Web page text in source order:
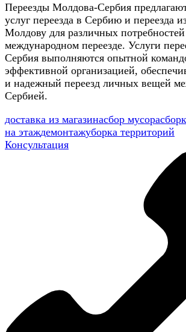
Переезды Молдова-Сербия
услуг переезда в Сербию и переезда
Молдову для различных
международном переезде. Услуги
Сербия выполняются опытной
эффективной организацией,
и надежный переезд личных вещей
Сербией.
доставка из магазинасбор мусора
на этаждемонтажуборка территорий
Консультация